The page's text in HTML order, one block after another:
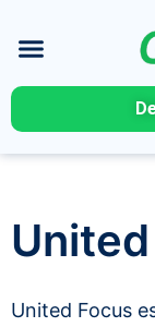
United Focus